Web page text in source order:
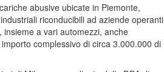
abusive ubicate in Piemonte,
riconducibili ad aziende operanti
a vari automezzi, anche
complessivo di circa 3.000.000 di